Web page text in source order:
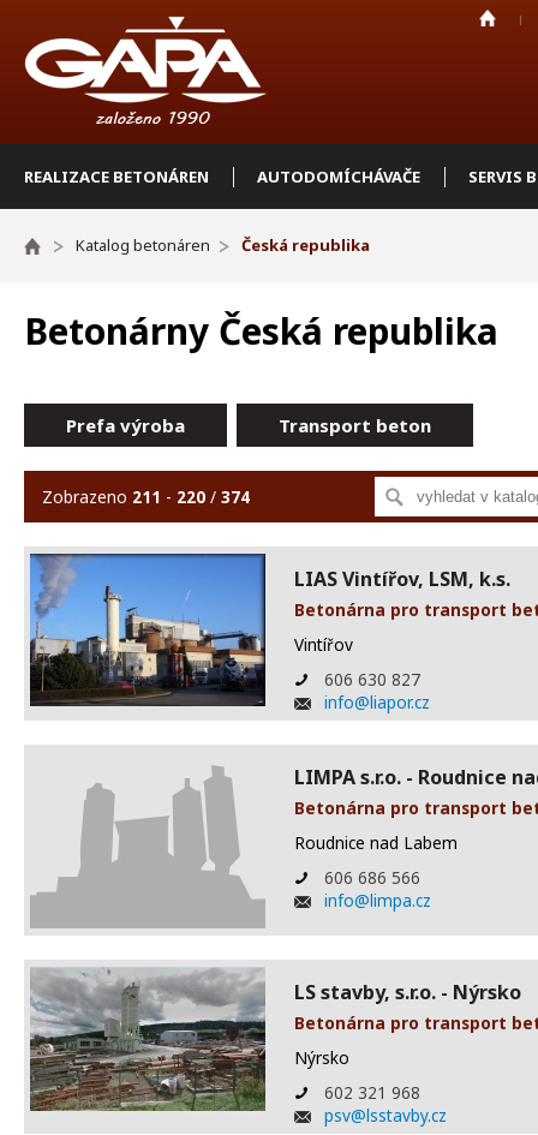
REALIZACE BETONÁREN AUTODOMÍCHÁVAČE SERVIS
Katalog betonáren Česká republika
Betonárny Česká republika
Prefa výroba Transport beton
Zobrazeno 211 - 220 / 374
LIAS Vintířov, LSM, k.s.
Betonárna pro transport
Vintířov
606 630 827
info@liapor.cz
LIMPA s.r.o. - Roudnice
Betonárna pro transport
Roudnice nad Labem
606 686 566
info@limpa.cz
LS stavby, s.r.o. - Nýrsko
Betonárna pro transport
Nýrsko
602 321 968
psv@lsstavby.cz